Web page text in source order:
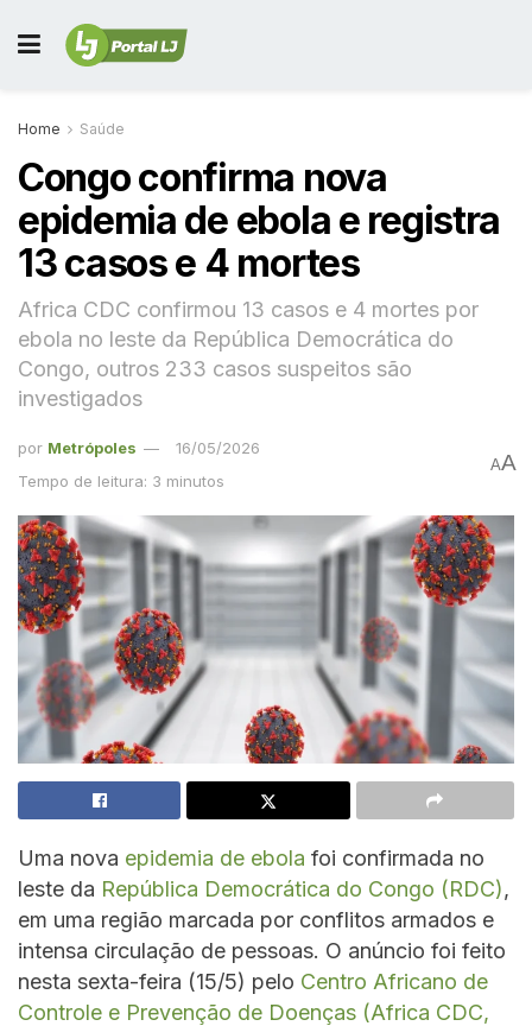
Home Saúde
Congo confirma nova
epidemia de ebola e registra
13 casos e 4 mortes
Africa CDC confirmou 13 casos e 4 mortes por
ebola no leste da República Democrática do
Congo, outros 233 casos suspeitos são
investigados
por Metrópoles
16/05/2026
Tempo de leitura: 3 minutos
AA
Uma nova epidemia de ebola foi confirmada no
leste da República Democrática do Congo (RDC),
em uma região marcada por conflitos armados e
intensa circulação de pessoas. O anúncio foi feito
nesta sexta-feira (15/5) pelo Centro Africano de
Controle e Prevenção de Doenças (Africa CDC,